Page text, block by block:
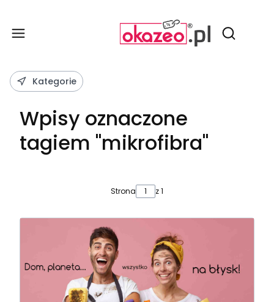
Otwórz
Kategorie
Wpisy oznaczone
tagiem "mikrofibra"
Strona z 1